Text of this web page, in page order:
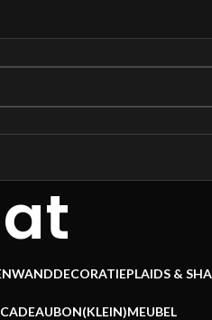
WANDDECORATIEPLAIDS &
CADEAUBON(KLEIN)MEUBEL